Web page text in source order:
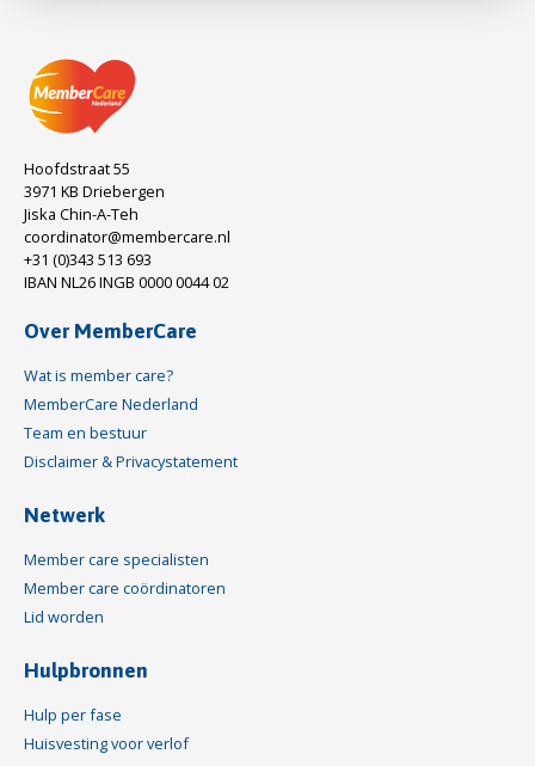
Hoofdstraat 55
3971 KB Driebergen
Jiska Chin-A-Teh
coordinator@membercare.nl
+31 (0)343 513 693
IBAN NL26 INGB 0000 0044 02
Over MemberCare
Wat is member care?
MemberCare Nederland
Team en bestuur
Disclaimer & Privacystatement
Netwerk
Member care specialisten
Member care coördinatoren
Lid worden
Hulpbronnen
Hulp per fase
Huisvesting voor verlof